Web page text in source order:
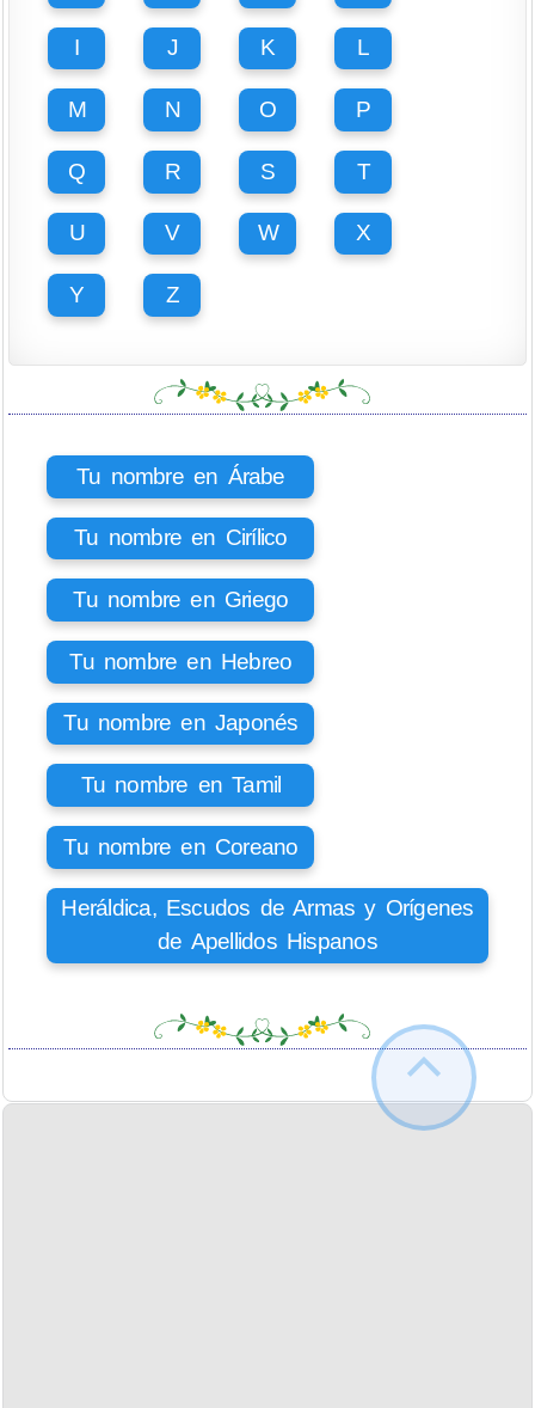
I J K L
M N O P
Q R S T
U V W X
Y Z
Tu nombre en Árabe
Tu nombre en Cirílico
Tu nombre en Griego
Tu nombre en Hebreo
Tu nombre en Japonés
Tu nombre en Tamil
Tu nombre en Coreano
Heráldica, Escudos de Armas y Orígenes
de Apellidos Hispanos